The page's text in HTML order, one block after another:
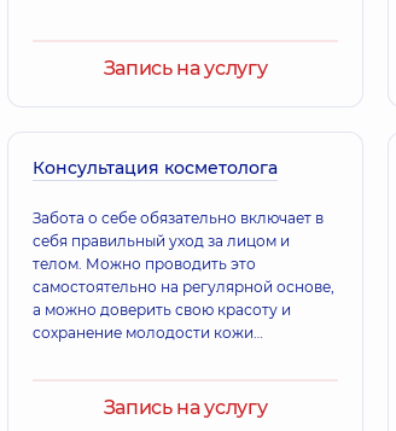
диагностику и получить необходимое
Запись на услугу
Консультация косметолога
Забота о себе обязательно включает в
себя правильный уход за лицом и
телом. Можно проводить это
самостоятельно на регулярной основе,
а можно доверить свою красоту и
сохранение молодости кожи
понадобится консультация
косметолога, чтобы определить тип
Запись на услугу